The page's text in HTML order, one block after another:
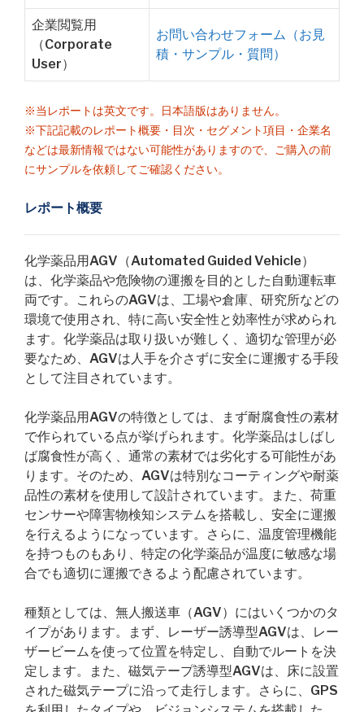
企業閲覧用
（Corporate
User）
お問い合わせフォーム（お見
積・サンプル・質問）
※当レポートは英文です。日本語版はありません。
※下記記載のレポート概要・目次・セグメント項目・企業名
などは最新情報ではない可能性がありますので、ご購入の前
にサンプルを依頼してご確認ください。
レポート概要
化学薬品用AGV（Automated Guided Vehicle）
は、化学薬品や危険物の運搬を目的とした自動運転車
両です。これらのAGVは、工場や倉庫、研究所などの
環境で使用され、特に高い安全性と効率性が求められ
ます。化学薬品は取り扱いが難しく、適切な管理が必
要なため、AGVは人手を介さずに安全に運搬する手段
として注目されています。
化学薬品用AGVの特徴としては、まず耐腐食性の素材
で作られている点が挙げられます。化学薬品はしばし
ば腐食性が高く、通常の素材では劣化する可能性があ
ります。そのため、AGVは特別なコーティングや耐薬
品性の素材を使用して設計されています。また、荷重
センサーや障害物検知システムを搭載し、安全に運搬
を行えるようになっています。さらに、温度管理機能
を持つものもあり、特定の化学薬品が温度に敏感な場
合でも適切に運搬できるよう配慮されています。
種類としては、無人搬送車（AGV）にはいくつかのタ
イプがあります。まず、レーザー誘導型AGVは、レー
ザービームを使って位置を特定し、自動でルートを決
定します。また、磁気テープ誘導型AGVは、床に設置
された磁気テープに沿って走行します。さらに、GPS